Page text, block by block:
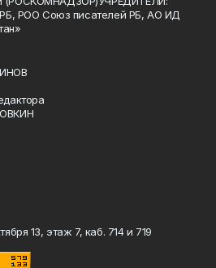
РБ, РОО Союз писателей РБ, АО ИД
13, этаж 7, каб. 714 и 719